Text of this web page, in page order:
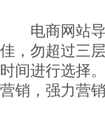
电商网站导
佳，勿超过三
时间进行选择
营销，强力营销